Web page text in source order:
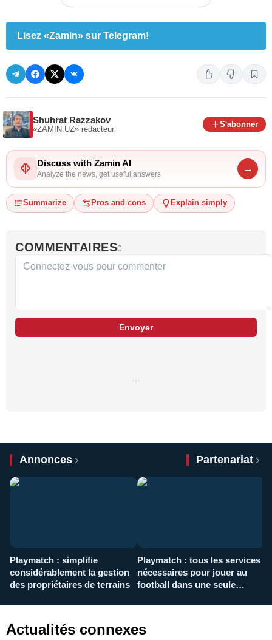
Lisez «Zamin» sur Telegram!
Shuhrat Razzakov
«ZAMIN.UZ» rédacteur
S'abonner
Discuss with Zamin AI
Analyze the news, get useful answers
→
Summarize Pros and cons Explain simply
COMMENTAIRES0
Envoyer
Annonces Partenariat
Playmatch : simplifie
considérablement la gestion
des propriétaires de terrains
Playmatch : tous les services
nécessaires pour jouer au
football dans une seule
Actualités connexes